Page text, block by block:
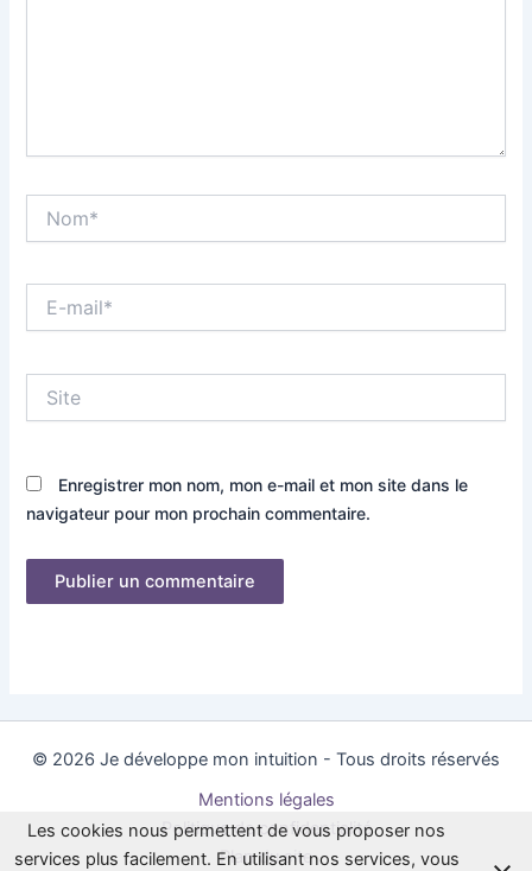
mail*
Enregistrer mon nom, mon e-mail et mon site dans le
navigateur pour mon prochain commentaire.
© 2026 Je développe mon intuition - Tous droits réservés
Mentions légales
Politique de confidentialité
Plan du site
Les cookies nous permettent de vous proposer nos
services plus facilement. En utilisant nos services, vous